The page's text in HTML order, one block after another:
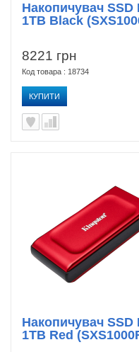
8221 грн
Код товара : 18734
КУПИТИ
Накопичувач SSD
1TB Black
Накопичувач SSD
1TB Red